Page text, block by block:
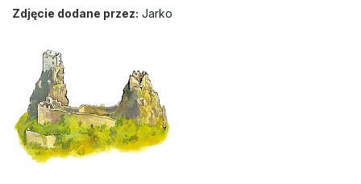
Zdjęcie dodane przez: Jarko